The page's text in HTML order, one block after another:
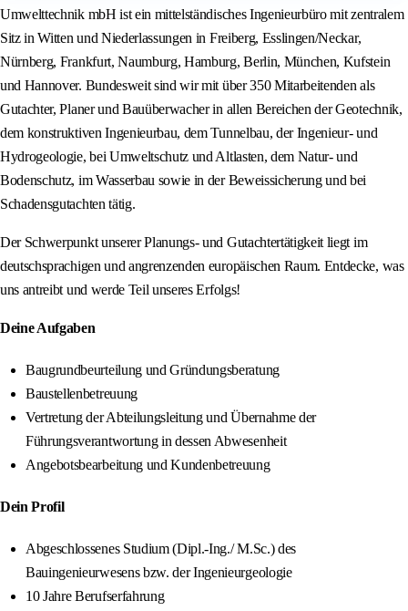
Umwelttechnik mbH ist ein mittelständisches Ingenieurbüro mit zentralem
Sitz in Witten und Niederlassungen in Freiberg, Esslingen/Neckar,
Nürnberg, Frankfurt, Naumburg, Hamburg, Berlin, München, Kufstein
und Hannover. Bundesweit sind wir mit über 350 Mitarbeitenden als
Gutachter, Planer und Bauüberwacher in allen Bereichen der Geotechnik,
dem konstruktiven Ingenieurbau, dem Tunnelbau, der Ingenieur- und
Hydrogeologie, bei Umweltschutz und Altlasten, dem Natur- und
Bodenschutz, im Wasserbau sowie in der Beweissicherung und bei
Schadensgutachten tätig.
Der Schwerpunkt unserer Planungs- und Gutachtertätigkeit liegt im
deutschsprachigen und angrenzenden europäischen Raum. Entdecke, was
uns antreibt und werde Teil unseres Erfolgs!
Deine Aufgaben
Baugrundbeurteilung und Gründungsberatung
Baustellenbetreuung
Vertretung der Abteilungsleitung und Übernahme der
Führungsverantwortung in dessen Abwesenheit
Angebotsbearbeitung und Kundenbetreuung
Dein Profil
Abgeschlossenes Studium (Dipl.-Ing./ M.Sc.) des
Bauingenieurwesens bzw. der Ingenieurgeologie
10 Jahre Berufserfahrung